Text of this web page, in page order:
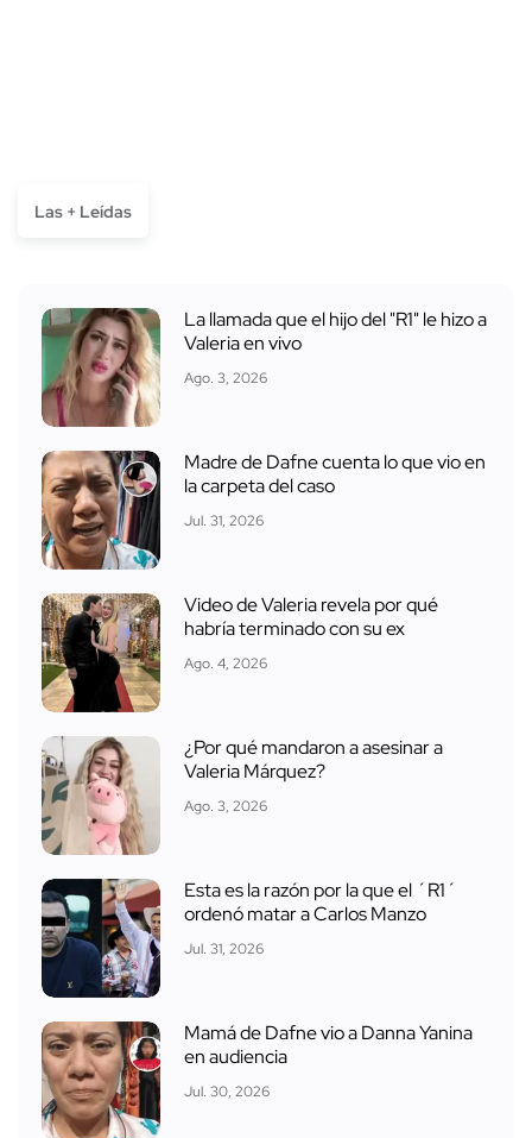
Las + Leídas
La llamada que el hijo del "R1" le hizo a
Valeria en vivo
Ago. 3, 2026
Madre de Dafne cuenta lo que vio en
la carpeta del caso
Jul. 31, 2026
Video de Valeria revela por qué
habría terminado con su ex
Ago. 4, 2026
¿Por qué mandaron a asesinar a
Valeria Márquez?
Ago. 3, 2026
Esta es la razón por la que el ´R1´
ordenó matar a Carlos Manzo
Jul. 31, 2026
Mamá de Dafne vio a Danna Yanina
en audiencia
Jul. 30, 2026